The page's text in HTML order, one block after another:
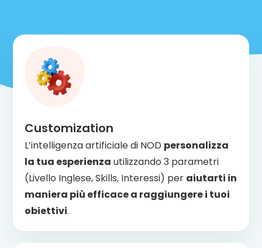
Customization
L’intelligenza artificiale di NOD personalizza
la tua esperienza utilizzando 3 parametri
(Livello Inglese, Skills, Interessi) per aiutarti in
maniera più efficace a raggiungere i tuoi
obiettivi.